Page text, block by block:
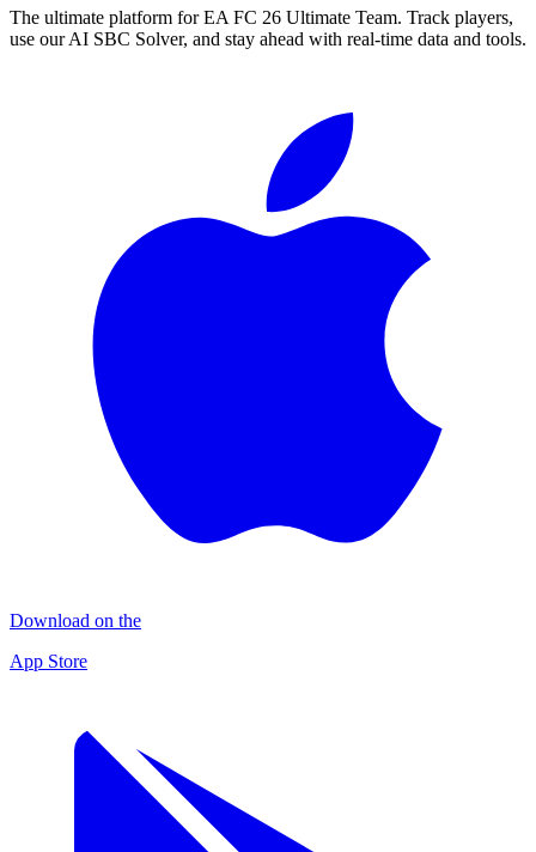
The ultimate platform for EA FC 26 Ultimate Team. Track players,
use our AI SBC Solver, and stay ahead with real-time data and tools.
Download on the
App Store